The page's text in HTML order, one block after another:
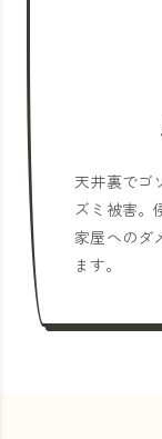
天井裏でゴ
ズミ被害。
家屋へのダ
ます。